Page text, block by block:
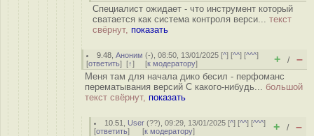
Специалист ожидает - что инструмент который
сватается как система контроля верси... текст
свёрнут, показать
9.48 ,Аноним (-), 08:50, 13/01/2025 [^] [^^] [^^^]
[ответить] [↑] [к модератору] + / –
Меня там для начала дико бесил - перфоманс
перематывания версий С какого-нибудь... большой
текст свёрнут, показать
10.51 User (??), 09:29, 13/01/2025 [^] [^^] [^^^]
[ответить] [к модератору] + / –